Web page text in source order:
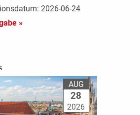
2026-06-24
»
AUG
28
2026